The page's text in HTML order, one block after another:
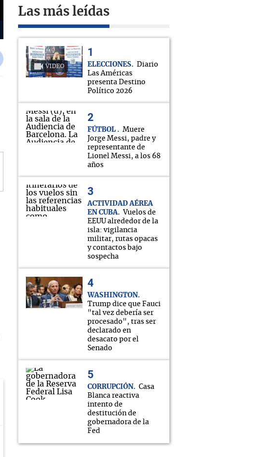
Las más leídas
VIDEO ELECCIONES
Diario
Las Américas
presenta Destino
Político 2026
FÚTBOL
Muere
Jorge Messi, padre y
representante de
Lionel Messi, a los 68
años
ACTIVIDAD AÉREA
EN CUBA
Vuelos de
EEUU alrededor de la
isla: vigilancia
militar, rutas opacas
y contactos bajo
sospecha
WASHINGTON
Trump dice que Fauci
"tal vez debería ser
procesado", tras ser
declarado en
desacato por el
Senado
CORRUPCIÓN
Casa
Blanca reactiva
intento de
destitución de
gobernadora de la
Fed